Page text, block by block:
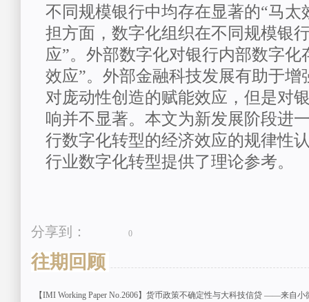
不同规模银行中均存在显著的“马太
担方面，数字化组织在不同规模银
应”。外部数字化对银行内部数字化
效应”。外部金融科技发展有助于
对庞动性创造的赋能效应，但是对
响并不显著。本文为新发展阶段进
行数字化转型的经济效应的规律性
行业数字化转型提供了理论参考。
分享到： 0
往期回顾
【IMI Working Paper No.2606】货币政策不确定性与大科技信贷 ——来自